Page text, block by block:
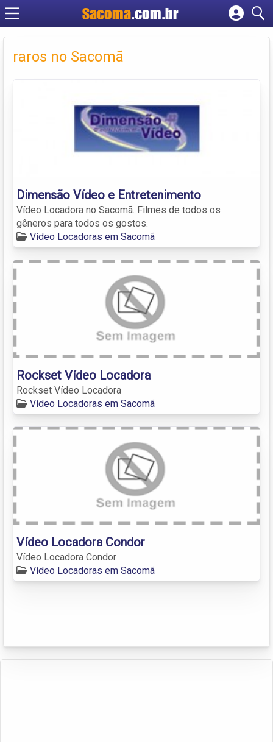
Sacoma.com.br
Cadastrar empresa
raros no Sacomã
Dimensão Vídeo e Entretenimento
Vídeo Locadora no Sacomã. Filmes de todos os
gêneros para todos os gostos.
Vídeo Locadoras em Sacomã
Rockset Vídeo Locadora
Rockset Vídeo Locadora
Vídeo Locadoras em Sacomã
Vídeo Locadora Condor
Vídeo Locadora Condor
Vídeo Locadoras em Sacomã